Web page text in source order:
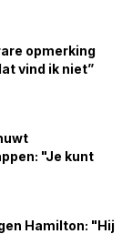
opmerking
vind ik niet”
"Je kunt
Hamilton: "Hij